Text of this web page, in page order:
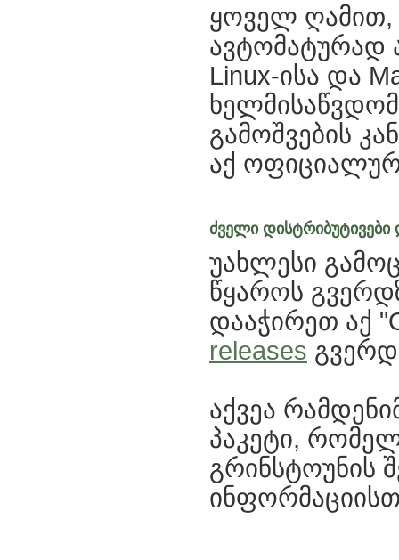
ყოველ ღამით,
ავტომატურად
Linux-ისა და
გამოშვების
აქ
ძველი
უახლესი
წყაროს
დააჭირეთ აქ
releases
აქვეა
პაკეტი,
გრინსტოუნის